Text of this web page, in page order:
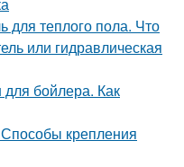
для теплого пола. Что
или гидравлическая
бойлера. Как
крепления